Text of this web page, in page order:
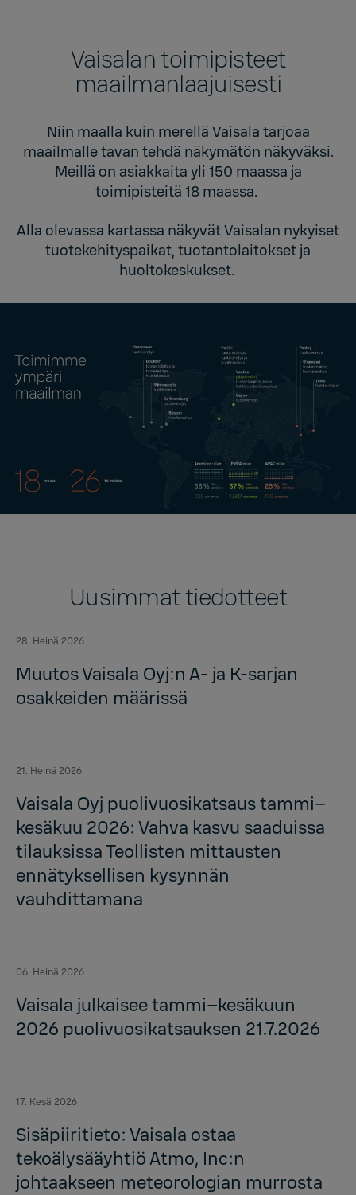
Vaisalan toimipisteet
maailmanlaajuisesti
Niin maalla kuin merellä Vaisala tarjoaa
maailmalle tavan tehdä näkymätön näkyväksi.
Meillä on asiakkaita yli 150 maassa ja
toimipisteitä 18 maassa.
Alla olevassa kartassa näkyvät Vaisalan nykyiset
tuotekehityspaikat, tuotantolaitokset ja
huoltokeskukset.
Uusimmat tiedotteet
28. Heinä 2026
Muutos Vaisala Oyj:n A- ja K-sarjan
osakkeiden määrissä
21. Heinä 2026
Vaisala Oyj puolivuosikatsaus tammi–
kesäkuu 2026: Vahva kasvu saaduissa
tilauksissa Teollisten mittausten
ennätyksellisen kysynnän
vauhdittamana
06. Heinä 2026
Vaisala julkaisee tammi–kesäkuun
2026 puolivuosikatsauksen 21.7.2026
17. Kesä 2026
Sisäpiiritieto: Vaisala ostaa
tekoälysääyhtiö Atmo, Inc:n
johtaakseen meteorologian murrosta